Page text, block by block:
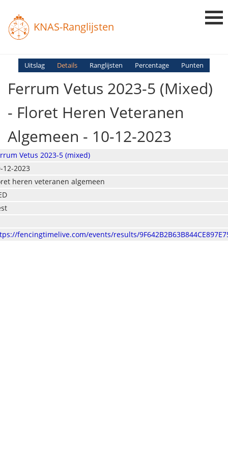
KNAS-Ranglijsten
Login
Ranglijsten
Uitslag Details Ranglijsten Percentage Punten
Ferrum Vetus 2023-5 (mixed)
- Floret Heren Veteranen
Algemeen - 10-12-2023
Vetus 2023-5 (mixed)
12-2023
heren veteranen algemeen
fencingtimelive.com/events/results/